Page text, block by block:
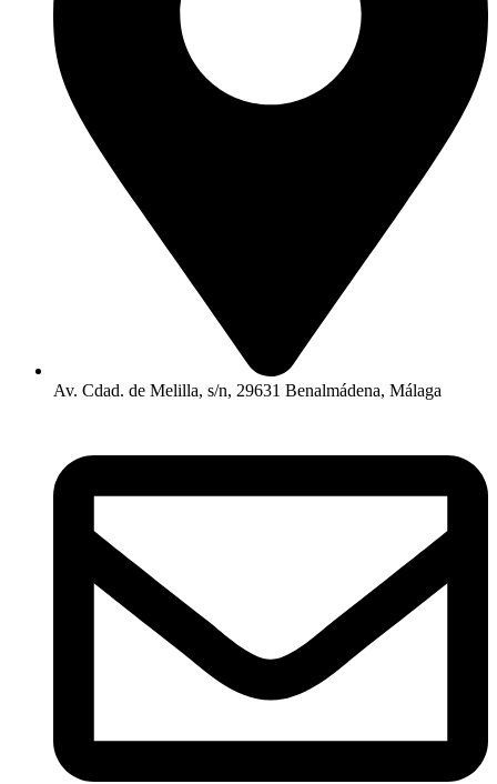
Av. Cdad. de Melilla, s/n, 29631 Benalmádena, Málaga